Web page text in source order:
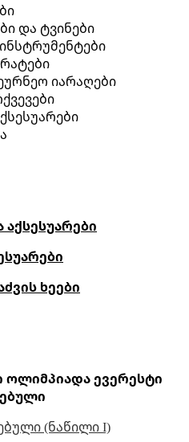
და ტვინები
იარაღები
ხეები
ოლიმპიადა ევერესტი
(ნაწილი I)